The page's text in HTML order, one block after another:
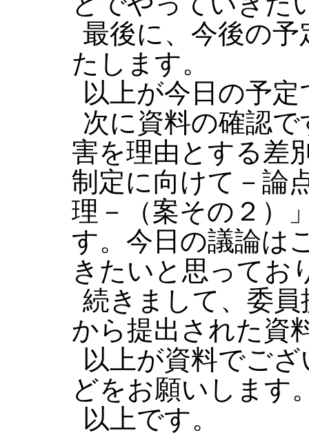
最後に、今後の
たします。
以上が今日の予定
次に資料の確認
害を理由とする差
制定に向けて－論
理－（案その２）
す。今日の議論は
きたいと思ってお
続きまして、委
から提出された資
以上が資料でご
どをお願いします
以上です。